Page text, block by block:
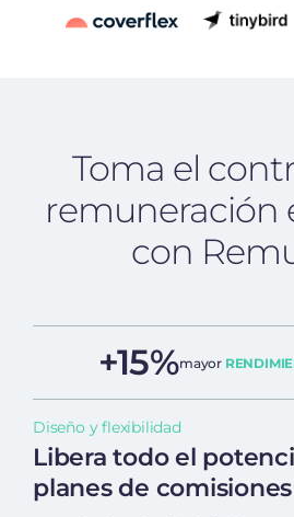
Toma el
remuneración
con
+15%mayor
Diseño y flexibilidad
Libera todo el
planes de comisiones